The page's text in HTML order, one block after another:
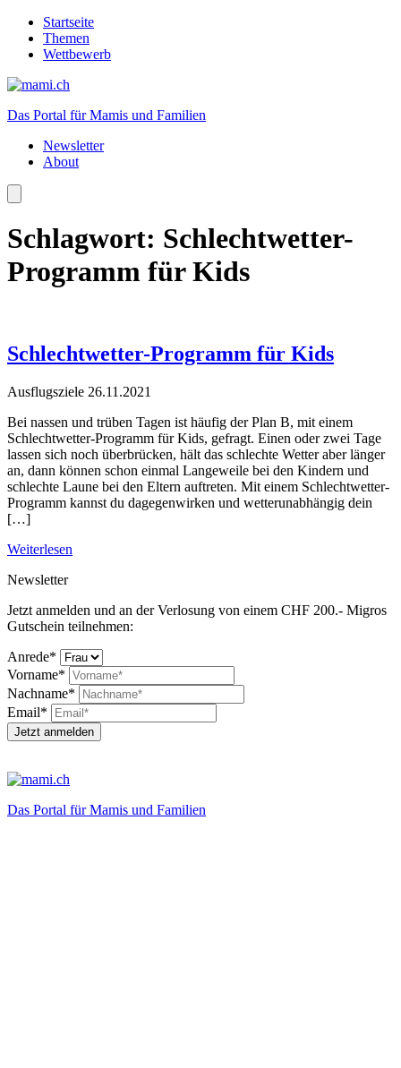
Startseite
Themen
Wettbewerb
Das Portal für Mamis und Familien
Newsletter
About
Schlagwort: Schlechtwetter-
Programm für Kids
Schlechtwetter-Programm für Kids
Ausflugsziele 26.11.2021
Bei nassen und trüben Tagen ist häufig der Plan B, mit einem
Schlechtwetter-Programm für Kids, gefragt. Einen oder zwei Tage
lassen sich noch überbrücken, hält das schlechte Wetter aber länger
an, dann können schon einmal Langeweile bei den Kindern und
schlechte Laune bei den Eltern auftreten. Mit einem Schlechtwetter-
Programm kannst du dagegenwirken und wetterunabhängig dein
[…]
Weiterlesen
Newsletter
Jetzt anmelden und an der Verlosung von einem CHF 200.- Migros
Gutschein teilnehmen:
Anrede*
Vorname*
Nachname*
Email*
Jetzt anmelden
Das Portal für Mamis und Familien